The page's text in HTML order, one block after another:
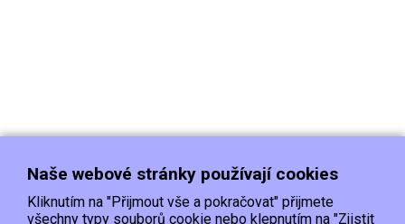
Naše webové stránky používají cookies
Kliknutím na "Přijmout vše a pokračovat" přijmete
všechny typy souborů cookie nebo klepnutím na "Zjistit